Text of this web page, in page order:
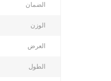
الضمان
الوزن
العرض
الطول